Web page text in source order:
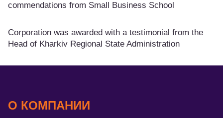
commendations from Small Business School
Corporation was awarded with a testimonial from the
Head of Kharkiv Regional State Administration
О КОМПАНИИ